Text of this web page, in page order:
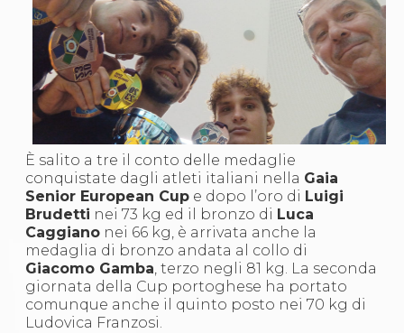
Grappling
BJJ
Pancrazio/Pankration
S'istrumpa
News
Calendario Attività
Difesa Personale MGA
La disciplina
News
Merchandising
Mappa del sito
Cerca
Contatti
News
Cookies Accept
Newsletter
Catalogo formativo
Webinar
È salito a tre il conto delle medaglie
conquistate dagli atleti italiani nella Gaia
Senior European Cup e dopo l’oro di Luigi
Brudetti nei 73 kg ed il bronzo di Luca
Caggiano nei 66 kg, è arrivata anche la
medaglia di bronzo andata al collo di
Giacomo Gamba, terzo negli 81 kg. La seconda
giornata della Cup portoghese ha portato
comunque anche il quinto posto nei 70 kg di
Ludovica Franzosi.